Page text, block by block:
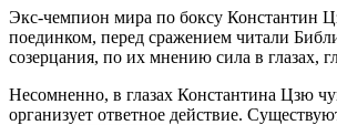
Экс-чемпион мира по боксу Константин
поединком, перед сражением читали
созерцания, по их мнению сила в глазах,
Несомненно, в глазах Константина Цзю
организует ответное действие.